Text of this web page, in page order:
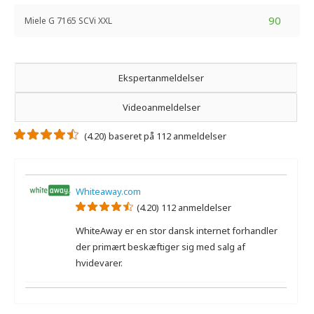
90
Miele G 7165 SCVi XXL
Ekspertanmeldelser
Videoanmeldelser
(4.20) baseret på 112 anmeldelser
Whiteaway.com
(4.20) 112 anmeldelser
WhiteAway er en stor dansk internet forhandler
der primært beskæftiger sig med salg af
hvidevarer.